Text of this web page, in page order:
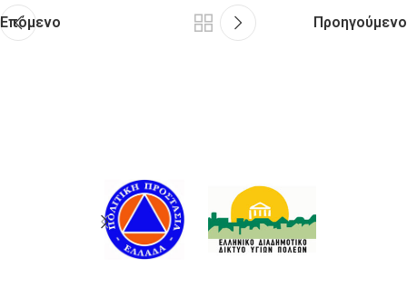
Επόμενο Προηγούμενο